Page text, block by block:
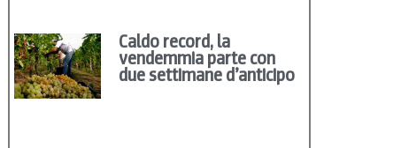
Caldo record, la
vendemmia parte con
due settimane d’anticipo